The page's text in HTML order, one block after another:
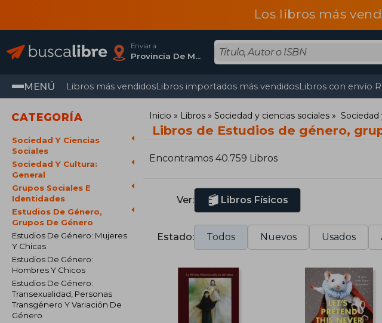
Los libros más
Enviar a
Provincia De Madrid
MENÚ Libros más vendidosLibros importados más vendidosLibros con envío
CATEGORÍA
Sociedad Y Ciencias
Sociales
Sociedad Y Cultura:
General
Grupos Sociales E
Identidades
Estudios De Género,
Grupos De Género
Estudios De Género: Mujeres
Y Chicas
Estudios De Género:
Hombres Y Chicos
Estudios De Género:
Transexualidad, Personas
Transgénero Y Variación De
Género
Inicio Libros Sociedad y ciencias sociales Sociedad
Libros de Estudios de género,
Encontramos 40.759 Libros
Ver: Libros Físicos
Estado: Todos Nuevos Usados